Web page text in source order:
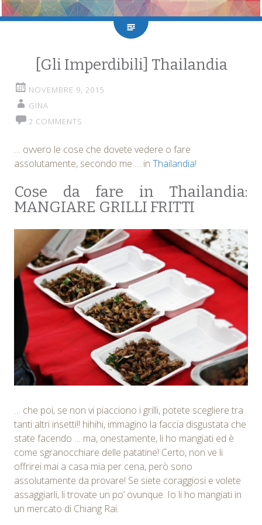
[Gli Imperdibili] Thailandia
NOVEMBRE 9, 2015
GINA
2 COMMENTS
… ovvero le cose che dovete vedere o fare
assolutamente, secondo me … in Thailandia!
Cose da fare in Thailandia:
MANGIARE GRILLI FRITTI
… che poi, se non vi piacciono i grilli, potete scegliere tra
tanti altri insetti!! hihihi, immagino la faccia disgustata che
state facendo … ma, onestamente, li ho mangiati ed è
come sgranocchiare delle patatine! Certo, non ve li
offrirei mai a casa mia per cena, però sono
assolutamente da provare! Se siete coraggiosi e volete
assaggiarli, li trovate un po’ ovunque. Io li ho mangiati in
un mercato di Chiang Rai.